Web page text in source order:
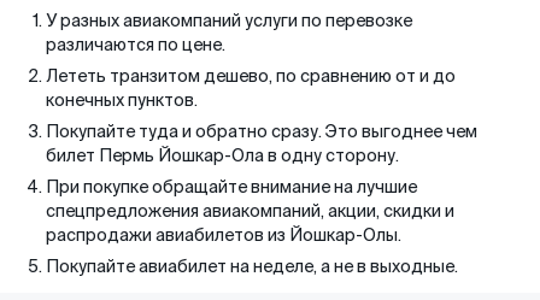
У разных авиакомпаний услуги по перевозке
различаются по цене.
Лететь транзитом дешево, по сравнению от и до
конечных пунктов.
Покупайте туда и обратно сразу. Это выгоднее чем
билет Пермь Йошкар-Ола в одну сторону.
При покупке обращайте внимание на лучшие
спецпредложения авиакомпаний, акции, скидки и
распродажи авиабилетов из Йошкар-Олы.
Покупайте авиабилет на неделе, а не в выходные.